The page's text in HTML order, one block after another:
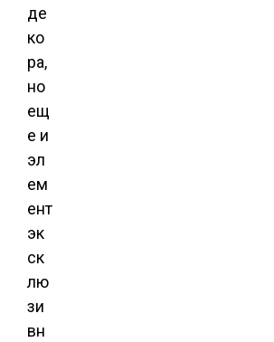
де
ко
ра,
но
ещ
е и
эл
ем
ент
эк
ск
лю
зи
вн